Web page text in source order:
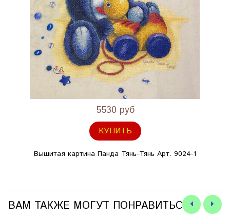
5530 руб
КУПИТЬ
Вышитая картина Панда Тянь-Тянь Арт. 9024-1
ВАМ ТАКЖЕ МОГУТ ПОНРАВИТЬСЯ